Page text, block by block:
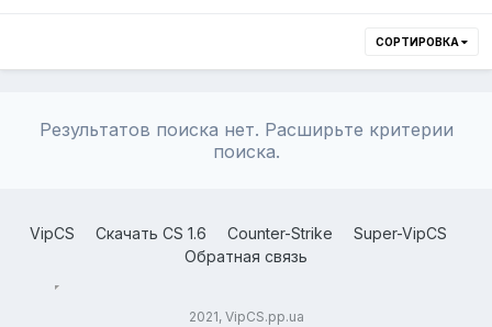
СОРТИРОВКА
Результатов поиска нет. Расширьте критерии
поиска.
VipCS Скачать CS 1.6 Counter-Strike
Super-VipCS
Обратная связь
2021, VipCS.pp.ua